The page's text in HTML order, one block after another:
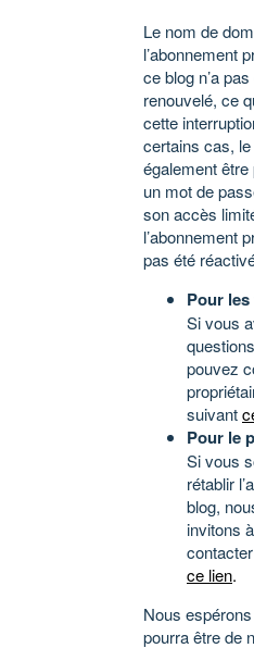
Le nom de
l’abonnement
ce blog n’a
renouvelé, ce
cette
certains cas,
également être
un mot de
son accès
l’abonnement
pas été
Pour
Si vous
pouvez
suivant
Pour le
Si vous
rétablir
blog,
invitons
ce lien.
Nous
pourra être de